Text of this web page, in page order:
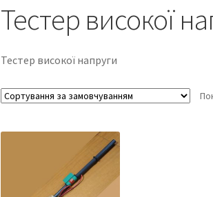
Тестер високої
Тестер високої напруги